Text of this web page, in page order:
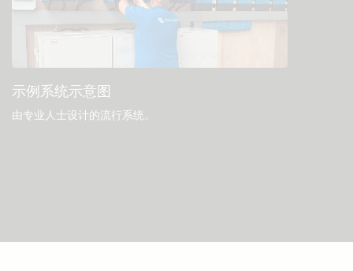
示例系统示意图
由专业人士设计的流行系统。